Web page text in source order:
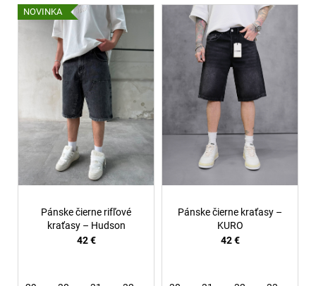
V
r
o
d
u
NOVINKA
Pánske čierne rifľové
kraťasy – Hudson
42 €
Pánske čierne kraťasy –
KURO
42 €